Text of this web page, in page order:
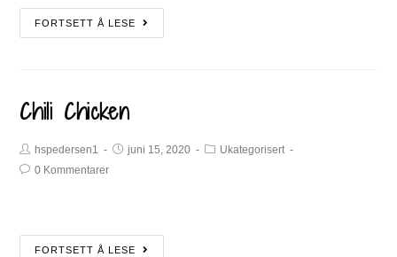
FORTSETT Å LESE
Chili Chicken
hspedersen1 juni 15, 2020
Ukategorisert
0 Kommentarer
FORTSETT Å LESE